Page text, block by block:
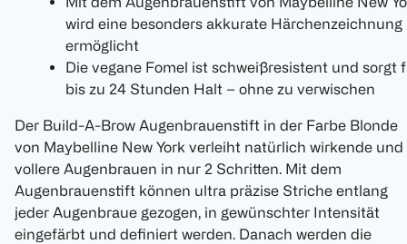
wird eine besonders akkurate Härchenzeichnung
ermöglicht
Die vegane Fomel ist schweißresistent und sorgt
bis zu 24 Stunden Halt – ohne zu verwischen
Der Build-A-Brow Augenbrauenstift in der Farbe Blonde
von Maybelline New York verleiht natürlich wirkende und
vollere Augenbrauen in nur 2 Schritten. Mit dem
Augenbrauenstift können ultra präzise Striche entlang
jeder Augenbraue gezogen, in gewünschter Intensität
eingefärbt und definiert werden. Danach werden die